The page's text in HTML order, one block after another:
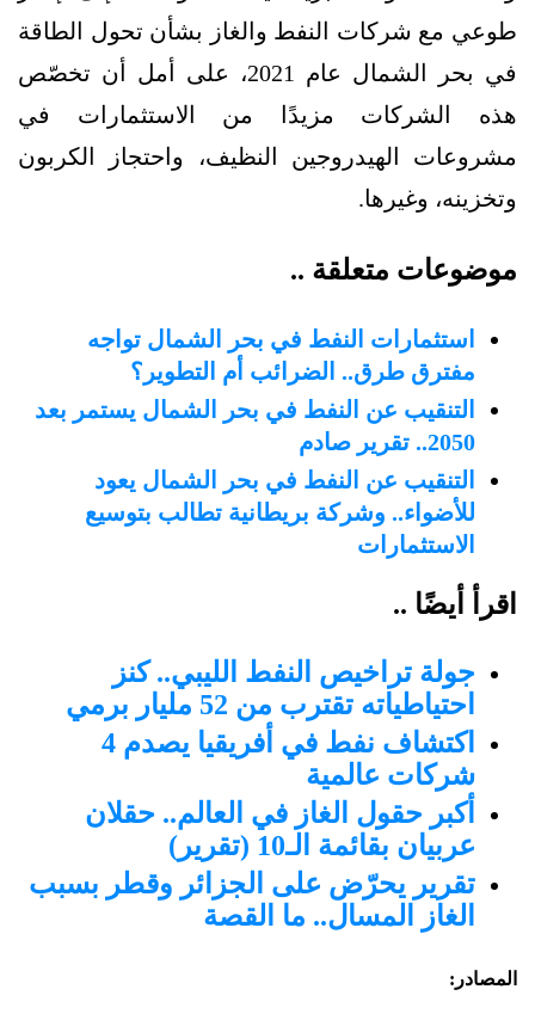
طوعي مع شركات النفط والغاز بشأن تحول الطاقة
في بحر الشمال عام 2021، على أمل أن تخصّص
هذه الشركات مزيدًا من الاستثمارات في
مشروعات الهيدروجين النظيف، واحتجاز الكربون
وتخزينه، وغيرها.
موضوعات متعلقة ..
استثمارات النفط في بحر الشمال تواجه
مفترق طرق.. الضرائب أم التطوير؟
التنقيب عن النفط في بحر الشمال يستمر بعد
2050.. تقرير صادم
التنقيب عن النفط في بحر الشمال يعود
للأضواء.. وشركة بريطانية تطالب بتوسيع
الاستثمارات
اقرأ أيضًا ..
جولة تراخيص النفط الليبي.. كنز
احتياطياته تقترب من 52 مليار برمي
اكتشاف نفط في أفريقيا يصدم 4
شركات عالمية
أكبر حقول الغاز في العالم.. حقلان
عربيان بقائمة الـ10 (تقرير)
تقرير يحرّض على الجزائر وقطر بسبب
الغاز المسال.. ما القصة
المصادر: